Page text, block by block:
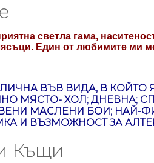
светла гама,
Един от любимите ми
ВЪВ ВИДА, В КОЙТО
МЯСТО- ХОЛ; ДНЕВНА;
МАСЛЕНИ БОИ; НАЙ-
И ВЪЗМОЖНОСТ ЗА
Къщи